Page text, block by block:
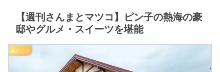
【週刊さんまとマツコ】ピン子の熱海の豪
邸やグルメ・スイーツを堪能
旅のこと